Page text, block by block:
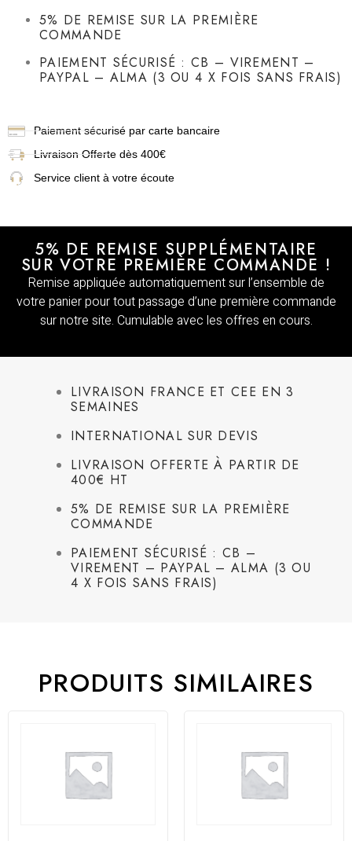
5% DE REMISE SUR LA PREMIÈRE
COMMANDE
PAIEMENT SÉCURISÉ : CB – VIREMENT –
PAYPAL – ALMA (3 OU 4 X FOIS SANS FRAIS)
Paiement sécurisé par carte bancaire
Livraison Offerte dès 400€
Service client à votre écoute
5% DE REMISE SUPPLÉMENTAIRE
SUR VOTRE PREMIÈRE COMMANDE !
Remise appliquée automatiquement sur l’ensemble de
votre panier pour tout passage d’une première commande
sur notre site. Cumulable avec les offres en cours.
LIVRAISON FRANCE ET CEE EN 3
SEMAINES
INTERNATIONAL SUR DEVIS
LIVRAISON OFFERTE À PARTIR DE
400€ HT
5% DE REMISE SUR LA PREMIÈRE
COMMANDE
PAIEMENT SÉCURISÉ : CB –
VIREMENT – PAYPAL – ALMA (3 OU
4 X FOIS SANS FRAIS)
PRODUITS SIMILAIRES